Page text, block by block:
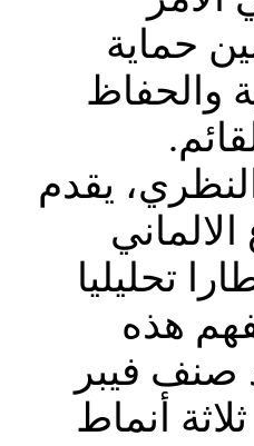
حماية
والحفاظ
يقدم
تحليليا
هذه
صنف فيبر
أنماط